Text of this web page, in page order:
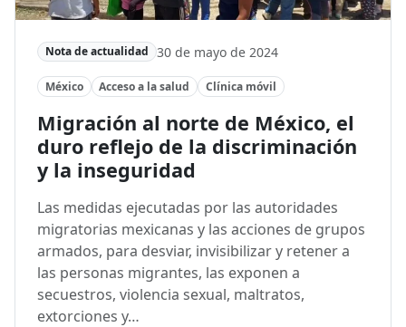
Nota de actualidad 30 de mayo de 2024
México Acceso a la salud Clínica móvil
Migración al norte de México, el
duro reflejo de la discriminación
y la inseguridad
Las medidas ejecutadas por las autoridades
migratorias mexicanas y las acciones de grupos
armados, para desviar, invisibilizar y retener a
las personas migrantes, las exponen a
secuestros, violencia sexual, maltratos,
extorciones y…